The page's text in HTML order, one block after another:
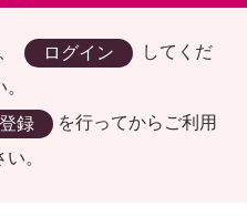
ログイン
してくだ
録
を行ってからご利用
い。